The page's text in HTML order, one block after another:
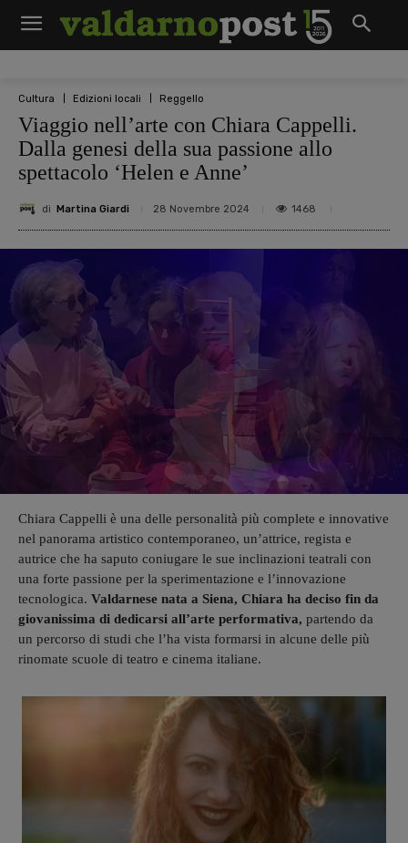
Cultura Edizioni locali Reggello
Viaggio nell’arte con Chiara Cappelli.
Dalla genesi della sua passione allo
spettacolo ‘Helen e Anne’
di Martina Giardi 28 Novembre 2024 1468
Chiara Cappelli è una delle personalità più complete e innovative
nel panorama artistico contemporaneo, un’attrice, regista e
autrice che ha saputo coniugare le sue inclinazioni teatrali con
una forte passione per la sperimentazione e l’innovazione
tecnologica. Valdarnese nata a Siena, Chiara ha deciso fin da
giovanissima di dedicarsi all’arte performativa, partendo da
un percorso di studi che l’ha vista formarsi in alcune delle più
rinomate scuole di teatro e cinema italiane.